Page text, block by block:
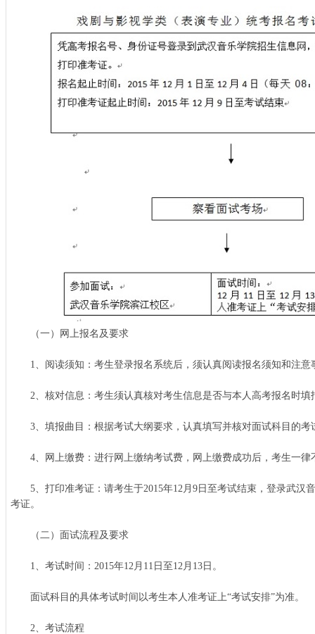
（一）网上报名及要求
1、阅读须知：考生登录报名系统后，须认真阅读报名须知和注意
2、核对信息：考生须认真核对考生信息是否与本人高考报名时填
3、填报曲目：根据考试大纲要求，认真填写并核对面试科目的考
4、网上缴费：进行网上缴纳考试费，网上缴费成功后，考生一律
5、打印准考证：请考生于2015年12月9日至考试结束，登录武汉
考证。
（二）面试流程及要求
1、考试时间：2015年12月11日至12月13日。
面试科目的具体考试时间以考生本人准考证上“考试安排”为准。
2、考试流程